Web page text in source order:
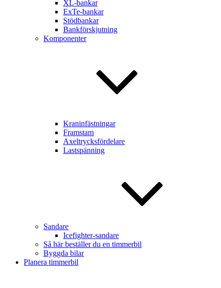
XL-bankar
ExTe-bankar
Stödbankar
Bankförskjutning
Komponenter
Kraninfästningar
Framstam
Axeltrycksfördelare
Lastspänning
Sandare
Icefighter-sandare
Så här beställer du en timmerbil
Byggda bilar
Planera timmerbil